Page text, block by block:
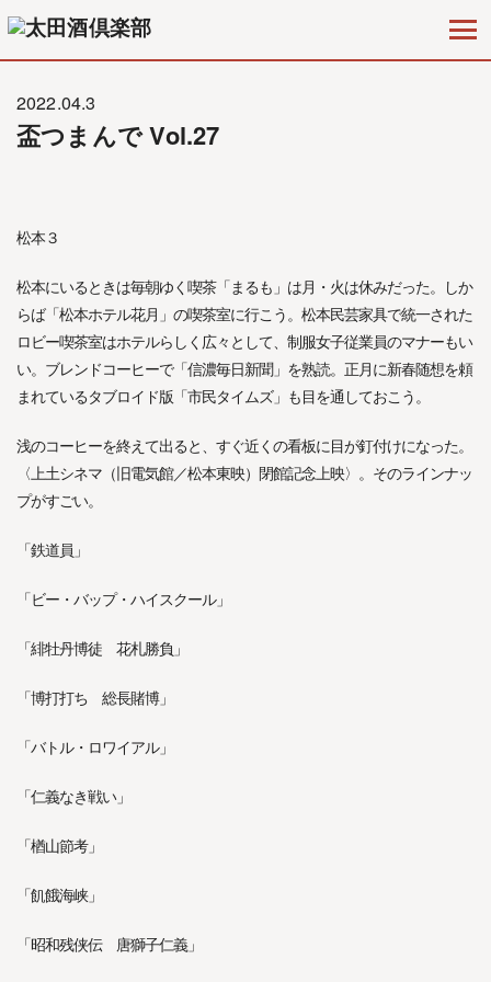
2022.04.3
盃つまんで Vol.27
松本３
松本にいるときは毎朝ゆく喫茶「まるも」は月・火は休みだった。しか
らば「松本ホテル花月」の喫茶室に行こう。松本民芸家具で統一された
ロビー喫茶室はホテルらしく広々として、制服女子従業員のマナーもい
い。ブレンドコーヒーで「信濃毎日新聞」を熟読。正月に新春随想を頼
まれているタブロイド版「市民タイムズ」も目を通しておこう。
浅のコーヒーを終えて出ると、すぐ近くの看板に目が釘付けになった。
〈上土シネマ（旧電気館／松本東映）閉館記念上映〉。そのラインナッ
プがすごい。
「鉄道員」
「ビー・バップ・ハイスクール」
「緋牡丹博徒 花札勝負」
「博打打ち 総長賭博」
「バトル・ロワイアル」
「仁義なき戦い」
「楢山節考」
「飢餓海峡」
「昭和残侠伝 唐獅子仁義」